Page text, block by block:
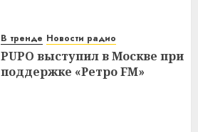
В тренде Новости радио
PUPO выступил в Москве при
поддержке «Ретро FM»